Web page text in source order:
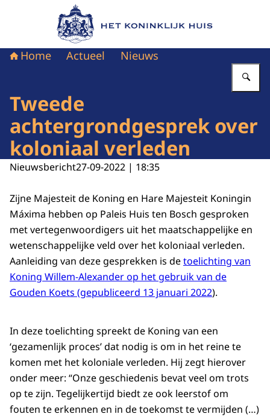
Naar de homepage van Het Koninklijk Huis
Home Actueel Nieuws
Tweede
achtergrondgesprek over
koloniaal verleden
Nieuwsbericht27-09-2022 | 18:35
Zijne Majesteit de Koning en Hare Majesteit Koningin
Máxima hebben op Paleis Huis ten Bosch gesproken
met vertegenwoordigers uit het maatschappelijke en
wetenschappelijke veld over het koloniaal verleden.
Aanleiding van deze gesprekken is detoelichting van
Koning Willem-Alexander op het gebruik van de
Gouden Koets (gepubliceerd 13 januari 2022).
In deze toelichting spreekt de Koning van een
‘gezamenlijk proces’ dat nodig is om in het reine te
komen met het koloniale verleden. Hij zegt hierover
onder meer: “Onze geschiedenis bevat veel om trots
op te zijn. Tegelijkertijd biedt ze ook leerstof om
fouten te erkennen en in de toekomst te vermijden (…)